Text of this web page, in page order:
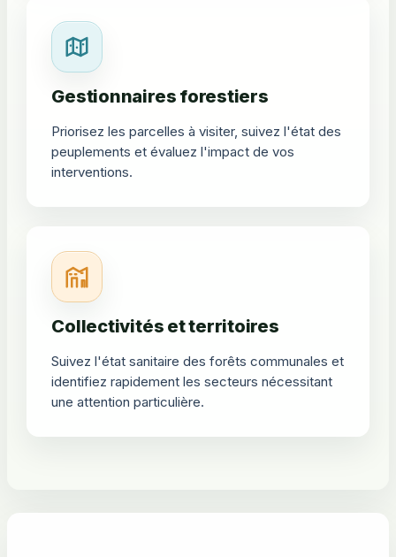
Gestionnaires forestiers
Priorisez les parcelles à visiter, suivez l'état des
peuplements et évaluez l'impact de vos
interventions.
Collectivités et territoires
Suivez l'état sanitaire des forêts communales et
identifiez rapidement les secteurs nécessitant
une attention particulière.